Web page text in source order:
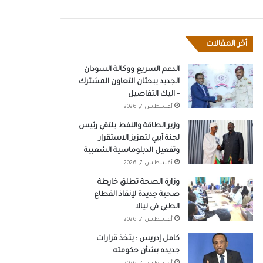
أخر المقالات
الدعم السريع ووكالة السودان
الجديد يبحثان التعاون المشترك
– اليك التفاصيل
أغسطس 7, 2026
وزير الطاقة والنفط يلتقي رئيس
لجنة أبيي لتعزيز الاستقرار
وتفعيل الدبلوماسية الشعبية
أغسطس 7, 2026
وزارة الصحة تطلق خارطة
صحية جديدة لإنقاذ القطاع
الطبي في نيالا
أغسطس 7, 2026
كامل إدريس : يتخذ قرارات
جديده بشأن حكومته